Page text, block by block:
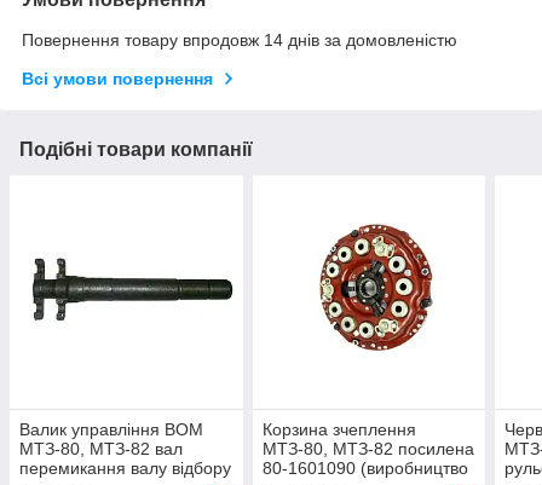
Повернення товару впродовж 14 днів за домовленістю
Всі умови повернення
Подібні товари компанії
Валик управління ВОМ
МТЗ-80, МТЗ-82 вал
перемикання валу відбору
Корзина зчеплення
МТЗ-80, МТЗ-82 посилена
80-1601090 (виробництво